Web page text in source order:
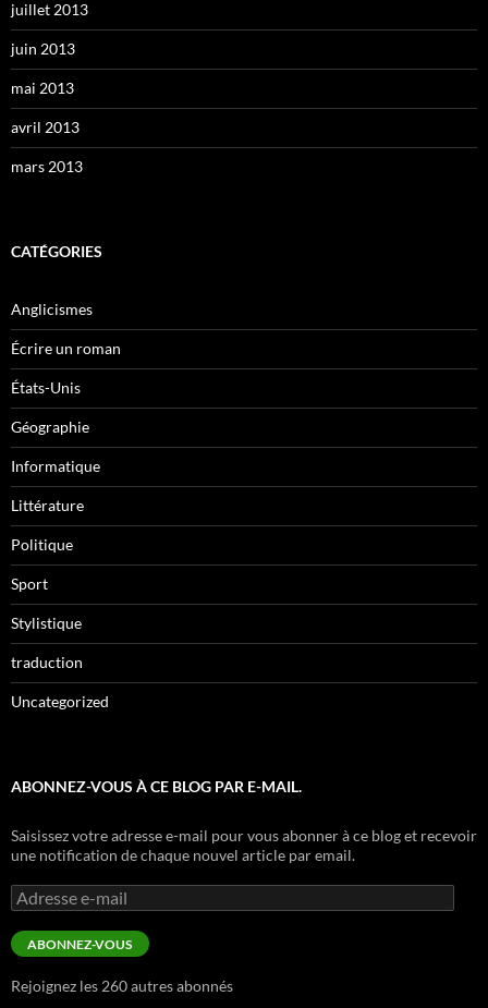
juillet 2013
juin 2013
mai 2013
avril 2013
mars 2013
CATÉGORIES
Anglicismes
Écrire un roman
États-Unis
Géographie
Informatique
Littérature
Politique
Sport
Stylistique
traduction
Uncategorized
ABONNEZ-VOUS À CE BLOG PAR E-MAIL.
Saisissez votre adresse e-mail pour vous abonner à ce blog et recevoir
une notification de chaque nouvel article par email.
Adresse
e-
mail
ABONNEZ-VOUS
Rejoignez les 260 autres abonnés